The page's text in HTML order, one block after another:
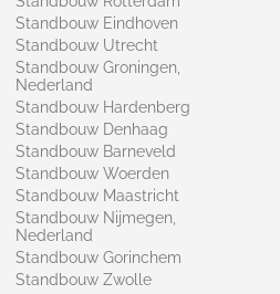
Standbouw Eindhoven
Standbouw Utrecht
Standbouw Groningen,
Nederland
Standbouw Hardenberg
Standbouw Denhaag
Standbouw Barneveld
Standbouw Woerden
Standbouw Maastricht
Standbouw Nijmegen,
Nederland
Standbouw Gorinchem
Standbouw Zwolle